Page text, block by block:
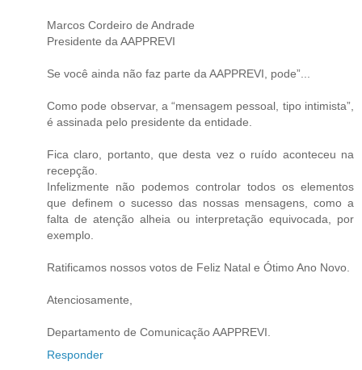
Marcos Cordeiro de Andrade
Presidente da AAPPREVI
Se você ainda não faz parte da AAPPREVI, pode”...
Como pode observar, a “mensagem pessoal, tipo intimista”,
é assinada pelo presidente da entidade.
Fica claro, portanto, que desta vez o ruído aconteceu na
recepção.
Infelizmente não podemos controlar todos os elementos
que definem o sucesso das nossas mensagens, como a
falta de atenção alheia ou interpretação equivocada, por
exemplo.
Ratificamos nossos votos de Feliz Natal e Ótimo Ano Novo.
Atenciosamente,
Departamento de Comunicação AAPPREVI.
Responder